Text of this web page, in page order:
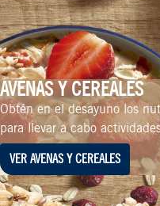
AVENAS Y CEREALES
Obtén en el desayuno los
para llevar a cabo
avenas Quaker®.
VER AVENAS Y CEREALES